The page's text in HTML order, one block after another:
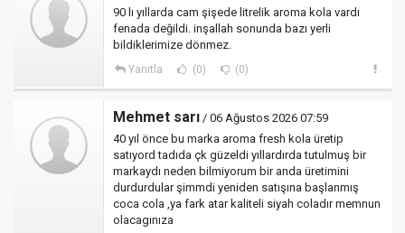
90 lı yıllarda cam şişede litrelik aroma kola vardı
fenada değildi. inşallah sonunda bazı yerli
bildiklerimize dönmez.
Yanıtla (0) (0)
Mehmet sarı / 06 Ağustos 2026 07:59
40 yıl önce bu marka aroma fresh kola üretip
satıyord tadıda çk güzeldi yıllardırda tutulmuş bir
markaydı neden bilmiyorum bir anda üretimini
durdurdular şimmdi yeniden satışına başlanmış
coca cola ,ya fark atar kaliteli siyah coladır memnun
olacagınıza